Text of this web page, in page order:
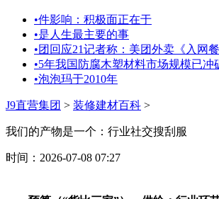
•件影响：积极面正在于
•是人生最主要的事
•团回应21记者称：美团外卖《入网
•5年我国防腐木塑材料市场规模已冲
•泡泡玛于2010年
J9直营集团 > 装修建材百科 >
我们的产物是一个：行业社交搜刮服
时间：2026-07-08 07:27